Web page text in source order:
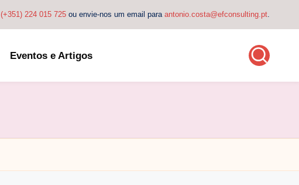
(+351) 224 015 725 ou envie-nos um email para antonio.costa@efconsulting.pt.
Eventos e Artigos